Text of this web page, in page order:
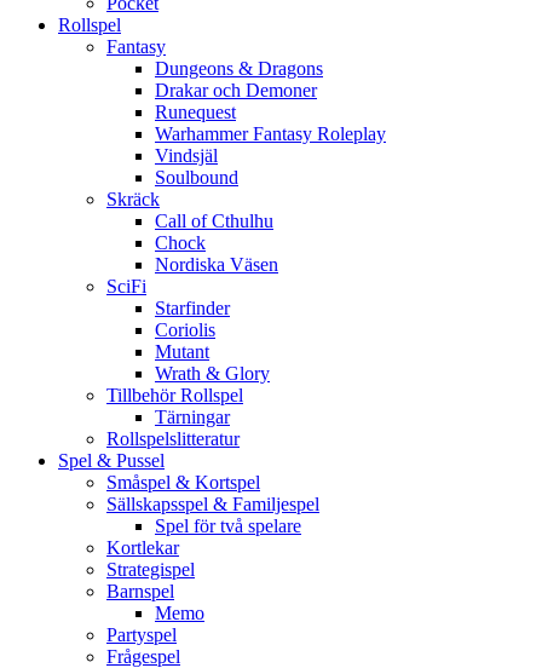
Rollspel
Fantasy
Dungeons & Dragons
Drakar och Demoner
Runequest
Warhammer Fantasy Roleplay
Vindsjäl
Soulbound
Skräck
Call of Cthulhu
Chock
Nordiska Väsen
SciFi
Starfinder
Coriolis
Mutant
Wrath & Glory
Tillbehör Rollspel
Tärningar
Rollspelslitteratur
Spel & Pussel
Småspel & Kortspel
Sällskapsspel & Familjespel
Spel för två spelare
Kortlekar
Strategispel
Barnspel
Memo
Partyspel
Frågespel